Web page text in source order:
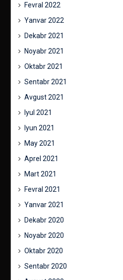
Fevral 2022
Yanvar 2022
Dekabr 2021
Noyabr 2021
Oktabr 2021
Sentabr 2021
Avgust 2021
Iyul 2021
Iyun 2021
May 2021
Aprel 2021
Mart 2021
Fevral 2021
Yanvar 2021
Dekabr 2020
Noyabr 2020
Oktabr 2020
Sentabr 2020